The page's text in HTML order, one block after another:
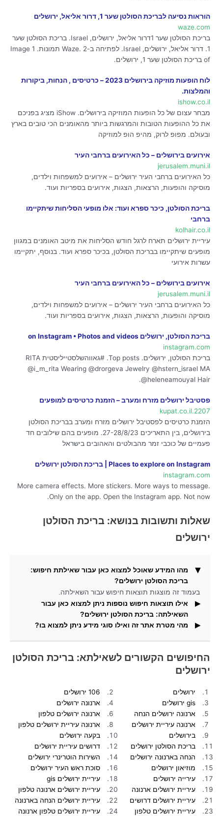
הוראות נסיעה לבריכת הסולטן שער 1, דרור אליאל, ירושלים
waze.com
בריכת הסולטן שער 1דרור אליאל, ירושלים, Israel. בריכת הסולטן שער
1. דרור אליאל, ירושלים, Israel. לפתיחה ב-Waze. 2 תמונות. Image 1
of בריכת הסולטן שער 1, ירושלים.
לוח הופעות מוזיקה בירושלים 2023 – כרטיסים , הנחות, ביקורות
והמלצות.
ishow.co.il
מבחר עצום של כל הופעות המוזיקה בירושלים. iShow מציג בפניכם
את כל ההופעות הטובות והמרגשות ביותר מהאומנים הכי טובים בארץ
ובעולם. מפופ לרוק, מהיפ הופ למוזיקה
אירועים בירושלים – כל האירועים ברחבי העיר
jerusalem.muni.il
כל האירועים ברחבי העיר ירושלים – אירועים למשפחות וילדים,
מוסיקה והופעות, הרצאות, הצגות, אירועים בספריות ועוד.
בריכת הסולטן, כיכר ספרא ועוד: אלו מופעי הסליחות שיתקיימו
ברחבי
kolhair.co.il
עיריית ירושלים תארח לרגל חודש הסליחות את מיטב האומנים במגוון
מופעים שיתקיימו בבריכת הסולטן, בכיכר ספרא ועוד. בנוסף, יתקיימו
עשרות אירועי
אירועים בירושלים – כל האירועים ברחבי העיר
jerusalem.muni.il
כל האירועים ברחבי העיר ירושלים – אירועים למשפחות וילדים,
מוסיקה והופעות, הרצאות, הצגות, אירועים בספריות ועוד.
בריכת הסולטן, ירושלים on Instagram • Photos and videos
instagram.com
בריכת הסולטן, ירושלים. Top posts. #גאווהשלסטייליסטית RITA
@i_m_rita Wearing @drorgeva Jewelry @hstern_israel MA
@heleneamouyal Hair.
פסטיבל ירושלים מזרח ומערב – הזמנת כרטיסים למופעים
2207.kupat.co.il
הזמנת כרטיסים לפסטיבל ירושלים מזרח ומערב בבריכת הסולטן
בירושלים, בין התאריכים 27-28/8/23. מופעים בהם שילובים חד
פעמיים של כוכבי זמר מהבולטים והאהובים בישראל
Places to explore on Instagram | בריכת הסולטן ירושלים
instagram.com
More camera effects. More stickers. More ways to message.
Only on the app. Open the Instagram app. Not now.
שאלות ותשובות בנושא: בריכת הסולטן
ירושלים
מהו המידע שאוכל למצוא כאן עבור שאילתת חיפוש:
בריכת הסולטן ירושלים?
בעמוד זה מוצגות תוצאות חיפוש עבור השאילתה.
אילו תוצאות חיפוש נוספות ניתן למצוא כאן עבור
השאילתה: בריכת הסולטן ירושלים?
וגם תמצאו בדף זה תמונות העונות על שאילתת החיפוש.
מהי מטרת אתר זה ואילו סוגי מידע ניתן למצוא בו?
החיפושים הקשורים לשאילתא: בריכת הסולטן
ירושלים
ירושלים
106 ירושלים
gis ירושלים
ארנונה ירושלים
ארנונה ירושלים הנחה
ארנונה ירושלים טלפון
ארנונה עיריית ירושלים
ארנונה עיריית ירושלים טלפון
בירושלים
בקעה ירושלים
בריכת הסולטן ירושלים
דרושים עיריית ירושלים
הנחה בארנונה ירושלים
השירות הוטרינרי ירושלים
מוזיאון ירושלים
סוכת ראש העיר ירושלים
עירייה ירושלים
עיריית ירושלים gis
עיריית ירושלים ארנונה
עיריית ירושלים ארנונה טלפון
עיריית ירושלים דרושים
עיריית ירושלים הנחה בארנונה
עיריית ירושלים טלפון
עיריית ירושלים טלפון ארנונה